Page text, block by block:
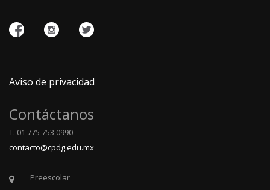
Aviso de privacidad
Contáctanos
T. 01 775 753 0990
contacto@cpdg.edu.mx
Preescolar